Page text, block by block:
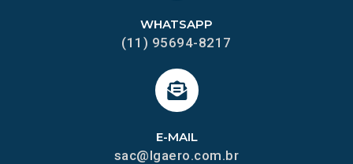
E-MAIL
sac@lgaero.com.br
WHATSAPP
(11) 95694-8217